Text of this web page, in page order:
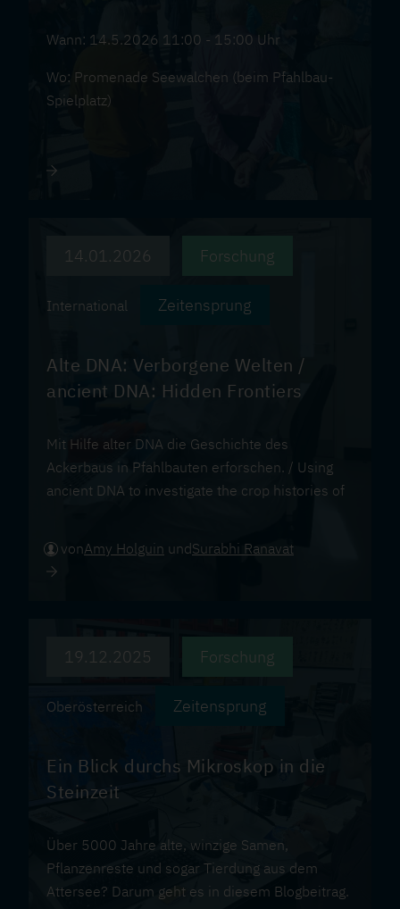
Wann: 14.5.2026 11:00 - 15:00 Uhr
Wo: Promenade Seewalchen (beim Pfahlbau-
Spielplatz)
14.01.2026 Forschung
International Zeitensprung
Alte DNA: Verborgene Welten /
ancient DNA: Hidden Frontiers
Mit Hilfe alter DNA die Geschichte des
Ackerbaus in Pfahlbauten erforschen. / Using
ancient DNA to investigate the crop histories of
vonAmy Holguin undSurabhi Ranavat
19.12.2025 Forschung
Oberösterreich Zeitensprung
Ein Blick durchs Mikroskop in die
Steinzeit
Über 5000 Jahre alte, winzige Samen,
Pflanzenreste und sogar Tierdung aus dem
Attersee? Darum geht es in diesem Blogbeitrag.